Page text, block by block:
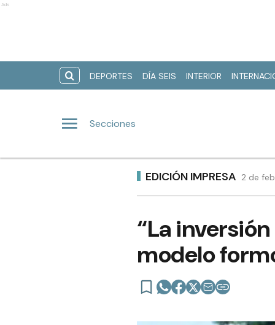
Ads
DEPORTES DÍA SEIS INTERIOR
Secciones
EDICIÓN IMPRESA 2 de
“La
modelo